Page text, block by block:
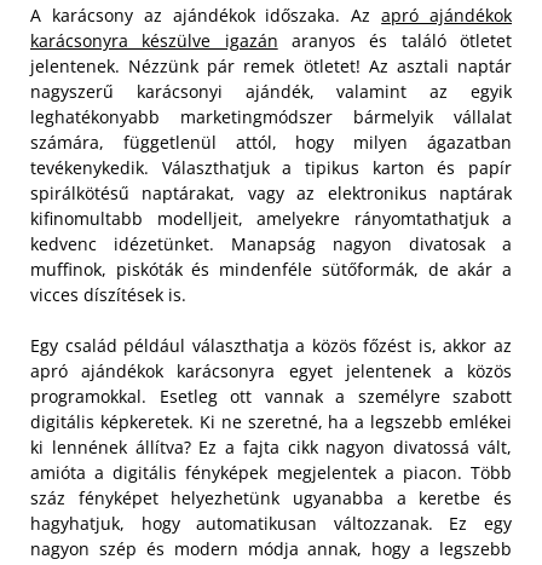
A karácsony az ajándékok időszaka. Azapró ajándékok
karácsonyra készülve igazán aranyos és találó ötletet
jelentenek. Nézzünk pár remek ötletet! Az asztali naptár
nagyszerű karácsonyi ajándék, valamint az egyik
leghatékonyabb marketingmódszer bármelyik vállalat
számára, függetlenül attól, hogy milyen ágazatban
tevékenykedik. Választhatjuk a tipikus karton és papír
spirálkötésű naptárakat, vagy az elektronikus naptárak
kifinomultabb modelljeit, amelyekre rányomtathatjuk a
kedvenc idézetünket. Manapság nagyon divatosak a
muffinok, piskóták és mindenféle sütőformák, de akár a
vicces díszítések is.
Egy család például választhatja a közös főzést is, akkor az
apró ajándékok karácsonyra egyet jelentenek a közös
programokkal. Esetleg ott vannak a személyre szabott
digitális képkeretek. Ki ne szeretné, ha a legszebb emlékei
ki lennének állítva? Ez a fajta cikk nagyon divatossá vált,
amióta a digitális fényképek megjelentek a piacon. Több
száz fényképet helyezhetünk ugyanabba a keretbe és
hagyhatjuk, hogy automatikusan változzanak. Ez egy
nagyon szép és modern módja annak, hogy a legszebb